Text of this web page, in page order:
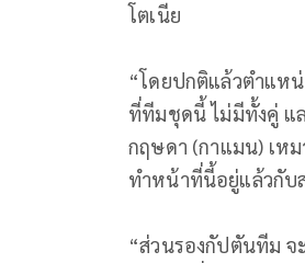
โตเนีย
“โดยปกติแล้วตำแห
ที่ทีมชุดนี้ ไม่มีทั้งคู่ แ
กฤษดา (กาแมน) เห
ทำหน้าที่นี้อยู่แล้วกับ
“ส่วนรองกัปตันทีม จ